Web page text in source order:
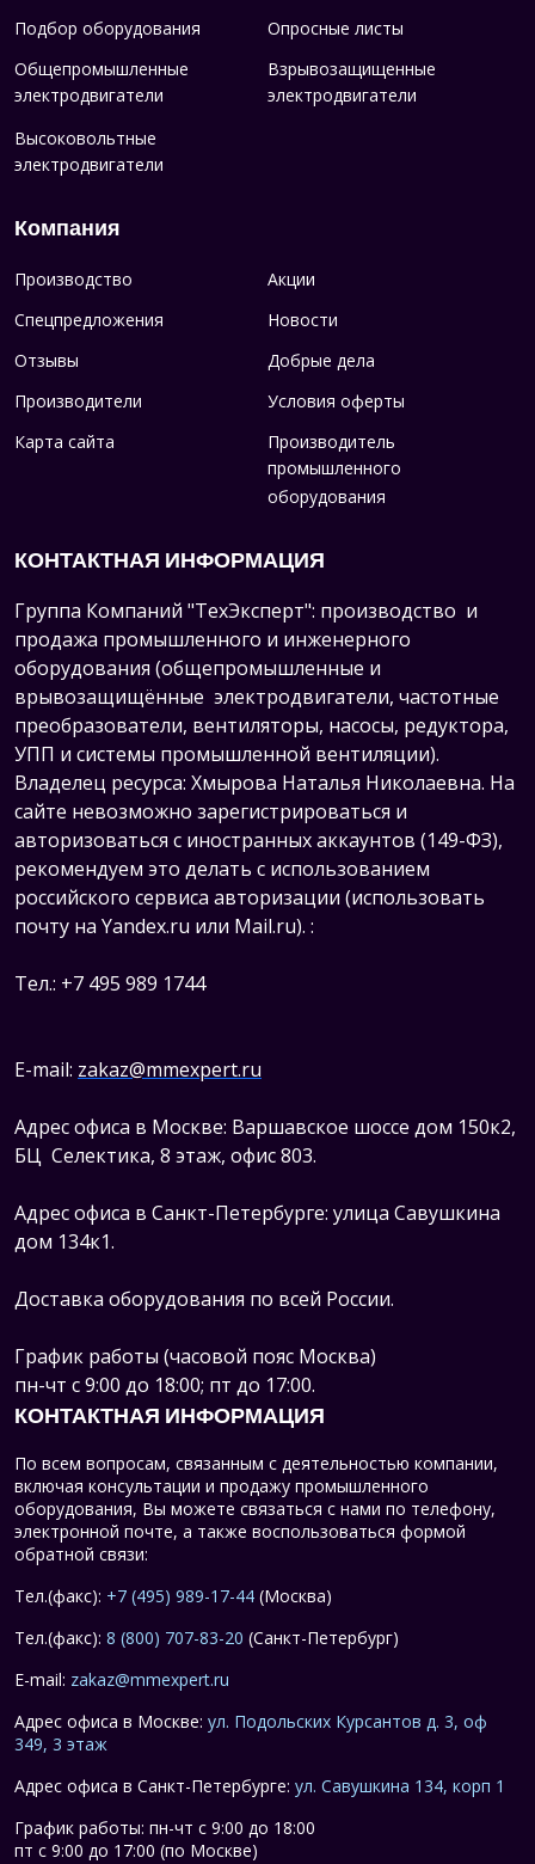
Подбор оборудования
Опросные листы
Общепромышленные
электродвигатели
Взрывозащищенные
электродвигатели
Высоковольтные
электродвигатели
Компания
Производство
Акции
Спецпредложения
Новости
Отзывы
Добрые дела
Производители
Условия оферты
Карта сайта
Производитель
промышленного
оборудования
КОНТАКТНАЯ ИНФОРМАЦИЯ
Группа Компаний "ТехЭксперт": производство и
продажа промышленного и инженерного
оборудования (общепромышленные и
врывозащищённые электродвигатели, частотные
преобразователи, вентиляторы, насосы, редуктора,
УПП и системы промышленной вентиляции).
Владелец ресурса: Хмырова Наталья Николаевна. На
сайте невозможно зарегистрироваться и
авторизоваться с иностранных аккаунтов (149-ФЗ),
рекомендуем это делать с использованием
российского сервиса авторизации (использовать
почту на Yandex.ru или Mail.ru). :
Тел.: +7 495 989 1744
E-mail: zakaz@mmexpert.ru
Адрес офиса в Москве: Варшавское шоссе дом 150к2,
БЦ Селектика, 8 этаж, офис 803.
Адрес офиса в Санкт-Петербурге: улица Савушкина
дом 134к1.
Доставка оборудования по всей России.
График работы (часовой пояс Москва)
пн-чт с 9:00 до 18:00; пт до 17:00.
КОНТАКТНАЯ ИНФОРМАЦИЯ
По всем вопросам, связанным с деятельностью компании,
включая консультации и продажу промышленного
оборудования, Вы можете связаться с нами по телефону,
электронной почте, а также воспользоваться формой
обратной связи:
Тел.(факс): +7 (495) 989-17-44 (Москва)
Тел.(факс): 8 (800) 707-83-20 (Санкт-Петербург)
E-mail: zakaz@mmexpert.ru
Адрес офиса в Москве: ул. Подольских Курсантов д. 3, оф
349, 3 этаж
Адрес офиса в Санкт-Петербурге: ул. Савушкина 134, корп 1
График работы: пн-чт с 9:00 до 18:00
пт с 9:00 до 17:00 (по Москве)